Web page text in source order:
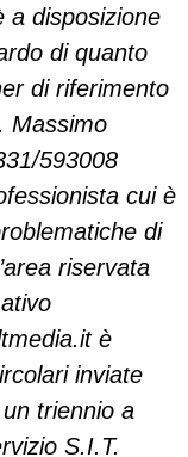
a disposizione
di quanto
di riferimento
Massimo
593008
cui è
di
riservata
è
inviate
triennio a
S.I.T.